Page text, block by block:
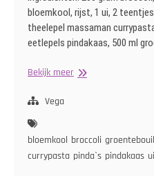
bloemkool, rijst, 1 ui, 2
theelepel massaman
eetlepels pindakaas, 500 ml
Bekijk meerGroentecurry
Vega
bloemkool broccoli
currypasta pinda`s pindakaas ui